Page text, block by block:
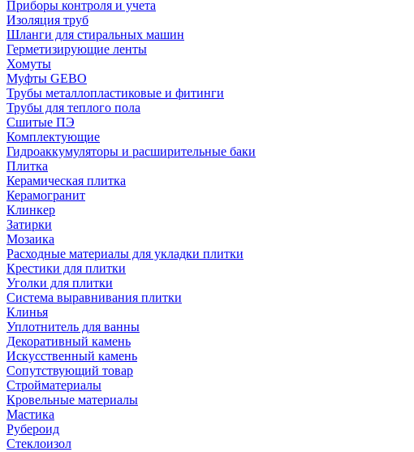
Приборы контроля и учета
Изоляция труб
Шланги для стиральных машин
Герметизирующие ленты
Хомуты
Муфты GEBO
Трубы металлопластиковые и фитинги
Трубы для теплого пола
Сшитые ПЭ
Комплектующие
Гидроаккумуляторы и расширительные баки
Плитка
Керамическая плитка
Керамогранит
Клинкер
Затирки
Мозаика
Расходные материалы для укладки плитки
Крестики для плитки
Уголки для плитки
Система выравнивания плитки
Клинья
Уплотнитель для ванны
Декоративный камень
Искусственный камень
Сопутствующий товар
Стройматериалы
Кровельные материалы
Мастика
Рубероид
Стеклоизол